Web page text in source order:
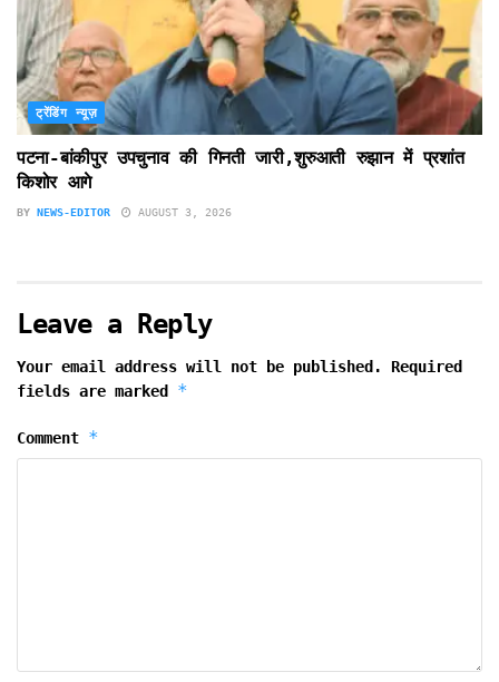
ट्रेंडिंग न्यूज़
पटना-बांकीपुर उपचुनाव की गिनती जारी,शुरुआती रुझान में प्रशांत
किशोर आगे
BY NEWS-EDITOR AUGUST 3, 2026
Leave a Reply
Your email address will not be published.
Required
fields are marked *
Comment *